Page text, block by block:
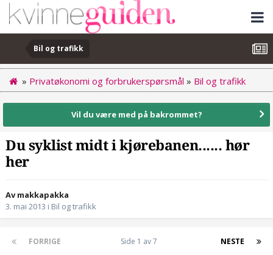
Bil og trafikk
» Privatøkonomi og forbrukerspørsmål » Bil og trafikk
Vil du være med på bakrommet?
Du syklist midt i kjørebanen...... hør
her
Av makkapakka
3. mai 2013 i Bil og trafikk
FORRIGE NESTE
Side 1 av 7